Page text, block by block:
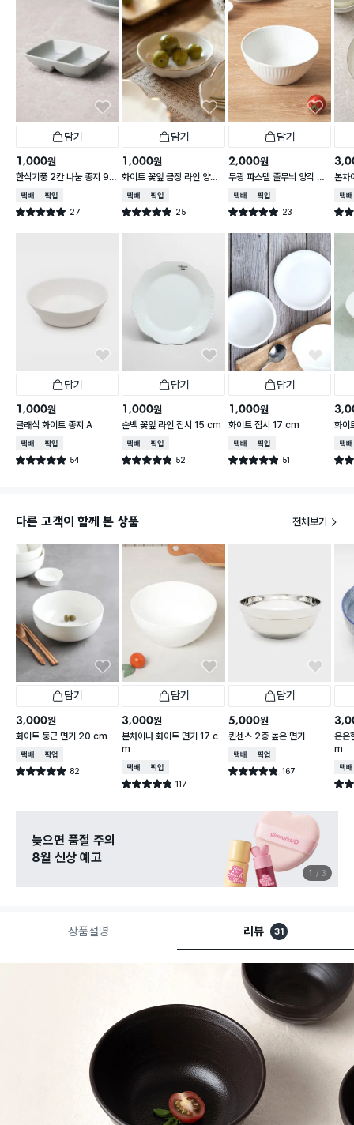
담기
1,000원
한식기풍 2칸 나눔 종지 9 c
m
택배배송매장픽업
별점 5.0점 27
건 작성
담기
1,000원
화이트 꽃잎 금장 라인 양각
종지 10 cm
택배배송매장픽업
별점 5.0점 25
건 작성
담기
2,000원
무광 파스텔 줄무늬 양각 대
접 13 cm
택배배송매장픽업
별점 5.0점 23
건 작성
본차
접
택배
별점
담기
1,000원
클래식 화이트 종지 A
택배배송매장픽업
별점 4.9점 54
건 작성
담기
1,000원
순백 꽃잎 라인 접시 15 cm
택배배송매장픽업
별점 4.9점 52
건 작성
담기
1,000원
화이트 접시 17 cm
택배배송매장픽업
별점 4.9점 51
건 작성
화이
택배
별점
다른 고객이 함께 본 상품 전체보기
담기
3,000원
화이트 둥근 면기 20 cm
택배배송매장픽업
별점 4.9점 82
건 작성
담기
3,000원
본차이나 화이트 면기 17 c
m
택배배송매장픽업
별점 4.8점 117
건 작성
담기
5,000원
퀸센스 2중 높은 면기
택배배송매장픽업
별점 4.8점 167
건 작성
은은
m
택배
별점
늦으면 품절 주의
8월 신상 예고
1 3
상품설명 리뷰 31